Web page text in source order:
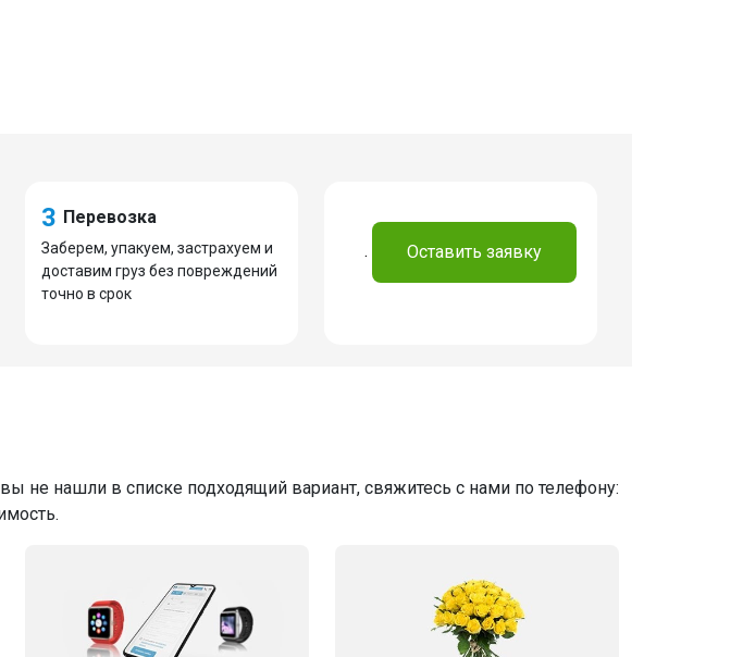
3 Перевозка
Заберем, упакуем, застрахуем и
доставим груз без повреждений
точно в срок
. Оставить заявку
не нашли в списке подходящий вариант, свяжитесь с нами по телефону: